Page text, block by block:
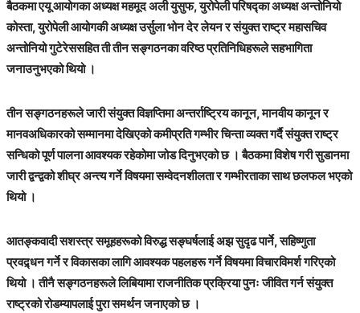
बैठकमा एयू आयोगका अध्यक्ष महमूद अली युसुफ, युरोपेली परिषद्का अध्यक्ष अन्तोनियो
कोस्ता, युरोपेली आयोगकी अध्यक्ष उर्सुला भोन देर लेयन र संयुक्त राष्ट्र महासचिव
अन्तोनियो गुटेरेससहित ती तीन सङ्गठनका वरिष्ठ प्रतिनिधिहरूले सहभागिता
जनाउनुभएको थियो ।
तीन सङ्गठनहरूले जारी संयुक्त विज्ञप्तिमा अन्तर्राष्ट्रिय कानून, मानवीय कानून र
मानवअधिकारको सम्मानमा देखिएको कमीप्रति गम्भीर चिन्ता व्यक्त गर्दै संयुक्त राष्ट्र
सन्धिको पूर्ण पालना आवश्यक रहेकोमा जोड दिनुभएको छ । बैठकमा विशेष गरी सुडानमा
जारी द्वन्द्वको शीघ्र अन्त्य गर्ने विषयमा सम्वेदनशीलता र गम्भीरताका साथ छलफल भएको
थियो ।
आतङ्कवादी सशस्त्र समूहहरूको विरुद्ध सङ्घर्षलाई अझ सुदृढ पार्ने, सहिष्णुता
प्रवद्र्धन गर्ने र विकासका लागि आवश्यक पहलहरू गर्ने विषयमा विचारविमर्श गरिएको
थियो । तीनै सङ्गठनहरूले लिबियामा राजनीतिक प्रक्रिया पुनः जीवित गर्न संयुक्त
राष्ट्रको रोडम्यापलाई पुरा समर्थन जनाएको छ ।